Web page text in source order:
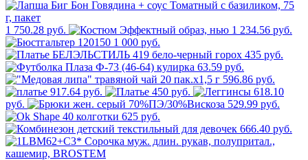
1 750.28 руб.
1 234.56 руб.
1 000 руб.
435 руб.
63.59 руб.
596.86 руб.
917.64 руб.
450 руб.
618.10
руб.
529.99 руб.
625 руб.
666.40 руб.